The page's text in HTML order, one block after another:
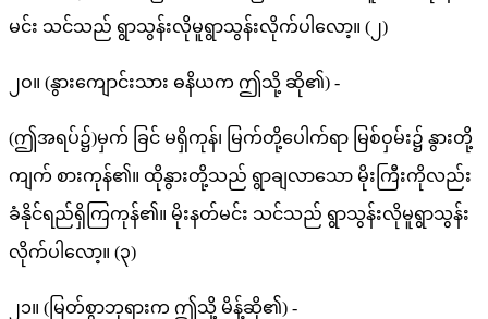
မင်း သင်သည် ရွာသွန်းလိုမူရွာသွန်းလိုက်ပါလော့။ (၂)
၂ဝ။ (နွားကျောင်းသား ဓနိယက ဤသို့ ဆို၏) -
(ဤအရပ်၌)မှက် ခြင် မရှိကုန်၊ မြက်တို့ပေါက်ရာ မြစ်ဝှမ်း၌ နွားတို့
ကျက် စားကုန်၏။ ထိုနွားတို့သည် ရွာချလာသော မိုးကြီးကိုလည်း
ခံနိုင်ရည်ရှိကြကုန်၏။ မိုးနတ်မင်း သင်သည် ရွာသွန်းလိုမူရွာသွန်း
လိုက်ပါလော့။ (၃)
၂၁။ (မြတ်စွာဘုရားက ဤသို့ မိန့်ဆို၏) -